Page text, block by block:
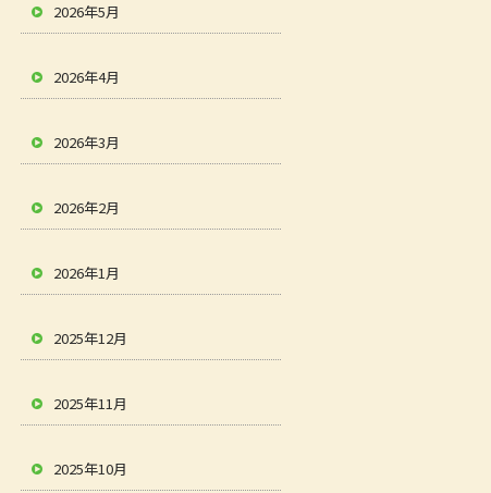
2026年5月
2026年4月
2026年3月
2026年2月
2026年1月
2025年12月
2025年11月
2025年10月